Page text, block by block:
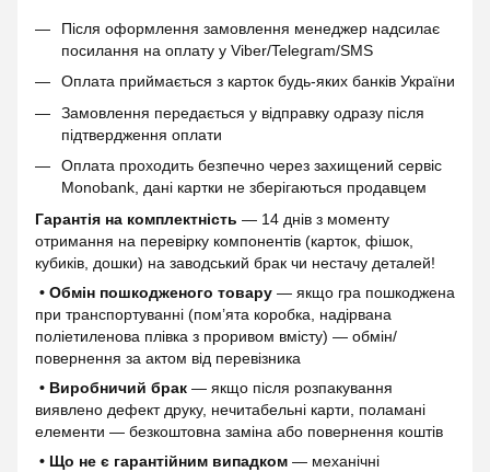
Після оформлення замовлення менеджер надсилає
посилання на оплату у Viber/Telegram/SMS
Оплата приймається з карток будь-яких банків України
Замовлення передається у відправку одразу після
підтвердження оплати
Оплата проходить безпечно через захищений сервіс
Monobank, дані картки не зберігаються продавцем
Гарантія на комплектність — 14 днів з моменту
отримання на перевірку компонентів (карток, фішок,
кубиків, дошки) на заводський брак чи нестачу деталей!
• Обмін пошкодженого товару — якщо гра пошкоджена
при транспортуванні (пом’ята коробка, надірвана
поліетиленова плівка з проривом вмісту) — обмін/
повернення за актом від перевізника
• Виробничий брак — якщо після розпакування
виявлено дефект друку, нечитабельні карти, поламані
елементи — безкоштовна заміна або повернення коштів
• Що не є гарантійним випадком — механічні